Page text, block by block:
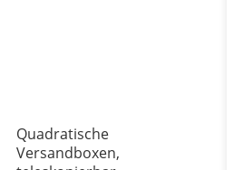
Quadratische
Versandboxen,